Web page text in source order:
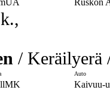
Ruskon
/ Keräilyerä
Auto
Kaivuu-